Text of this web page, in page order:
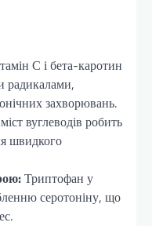
С і бета-каротин
радикалами,
захворювань.
вуглеводів робить
швидкого
Триптофан у
серотоніну, що